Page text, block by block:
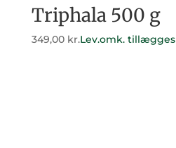
Triphala 500 g
349,00 kr.Lev.omk. tillægges